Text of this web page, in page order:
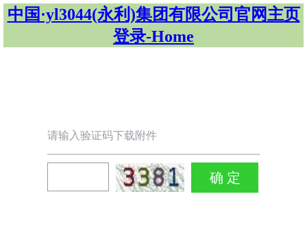
中国·yl3044(永利)集团有限公司官网主页
登录-Home
请输入验证码下载附件